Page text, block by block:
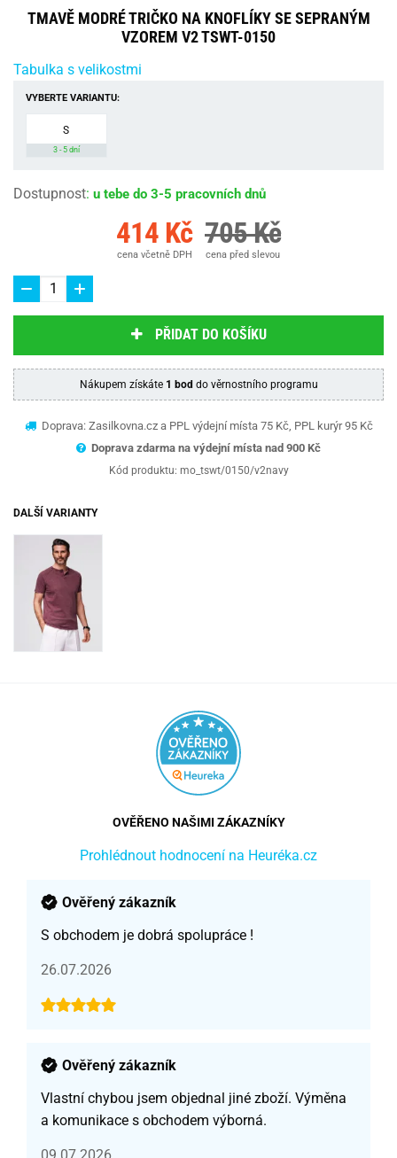
TMAVĚ MODRÉ TRIČKO NA KNOFLÍKY SE SEPRANÝM
VZOREM V2 TSWT-0150
Tabulka s velikostmi
VYBERTE VARIANTU:
S
3 - 5 dní
Dostupnost: u tebe do 3-5 pracovních dnů
414 Kč
cena včetně DPH
705 Kč
cena před slevou
PŘIDAT DO KOŠÍKU
Nákupem získáte 1 bod do věrnostního programu
Doprava: Zasilkovna.cz a PPL výdejní místa 75 Kč, PPL kurýr 95 Kč
Doprava zdarma na výdejní místa nad 900 Kč
Kód produktu: mo_tswt/0150/v2navy
DALŠÍ VARIANTY
OVĚŘENO NAŠIMI ZÁKAZNÍKY
Prohlédnout hodnocení na Heuréka.cz
Ověřený zákazník
S obchodem je dobrá spolupráce !
26.07.2026
Ověřený zákazník
Vlastní chybou jsem objednal jiné zboží. Výměna
a komunikace s obchodem výborná.